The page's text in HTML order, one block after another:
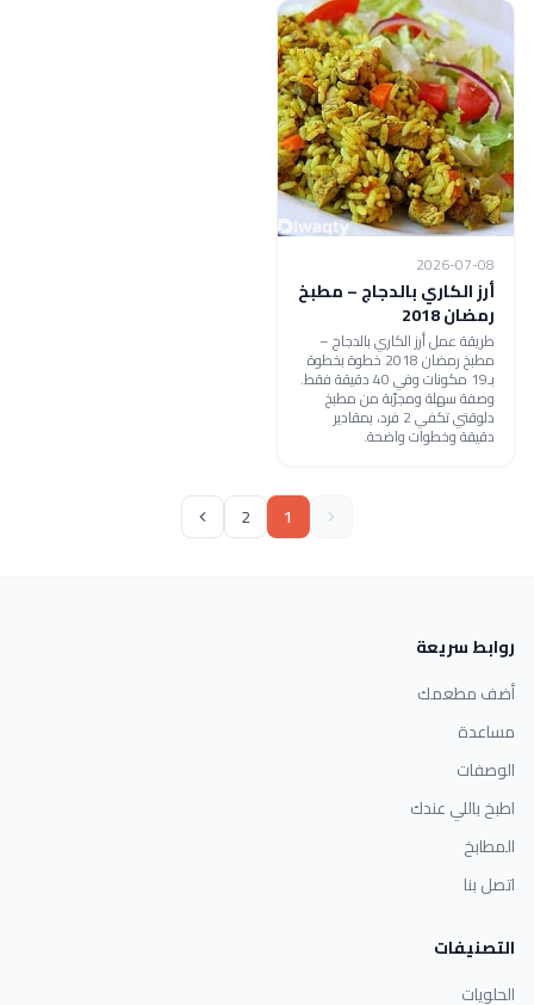
2026-07-08
أرز الكاري بالدجاج – مطبخ
رمضان 2018
طريقة عمل أرز الكاري بالدجاج –
مطبخ رمضان 2018 خطوة بخطوة
بـ19 مكونات وفي 40 دقيقة فقط.
وصفة سهلة ومجرّبة من مطبخ
دلوقتي تكفي 2 فرد، بمقادير
دقيقة وخطوات واضحة.
1
2
روابط سريعة
أضف مطعمك
مساعدة
الوصفات
اطبخ باللي عندك
المطابخ
اتصل بنا
التصنيفات
الحلويات